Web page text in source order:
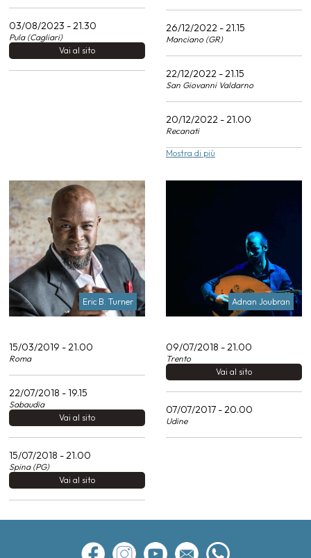
03/08/2023 - 21.30
Pula (Cagliari)
Vai al sito
26/12/2022 - 21.15
Manciano (GR)
22/12/2022 - 21.15
San Giovanni Valdarno
20/12/2022 - 21.00
Recanati
Mostra di più
Eric B. Turner
15/03/2019 - 21.00
Roma
22/07/2018 - 19.15
Sabaudia
Vai al sito
15/07/2018 - 21.00
Spina (PG)
Vai al sito
Adnan Joubran
09/07/2018 - 21.00
Trento
Vai al sito
07/07/2017 - 20.00
Udine